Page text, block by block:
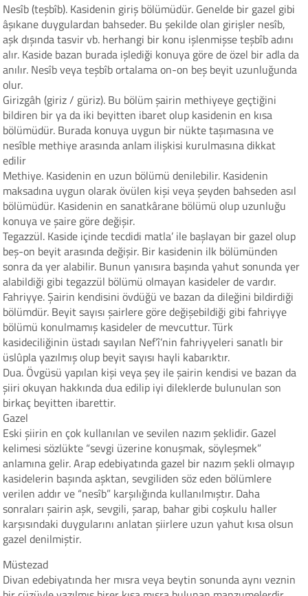
Nesîb (teşbîb). Kasidenin giriş bölümüdür. Genelde bir gazel gibi
âşıkane duygulardan bahseder. Bu şekilde olan girişler nesîb,
aşk dışında tasvir vb. herhangi bir konu işlenmişse teşbîb adını
alır. Kaside bazan burada işlediği konuya göre de özel bir adla da
anılır. Nesîb veya teşbîb ortalama on-on beş beyit uzunluğunda
olur.
Girizgâh (giriz / güriz). Bu bölüm şairin methiyeye geçtiğini
bildiren bir ya da iki beyitten ibaret olup kasidenin en kısa
bölümüdür. Burada konuya uygun bir nükte taşımasına ve
nesîble methiye arasında anlam ilişkisi kurulmasına dikkat
edilir
Methiye. Kasidenin en uzun bölümü denilebilir. Kasidenin
maksadına uygun olarak övülen kişi veya şeyden bahseden asıl
bölümüdür. Kasidenin en sanatkârane bölümü olup uzunluğu
konuya ve şaire göre değişir.
Tegazzül. Kaside içinde tecdidi matla’ ile başlayan bir gazel olup
beş-on beyit arasında değişir. Bir kasidenin ilk bölümünden
sonra da yer alabilir. Bunun yanısıra başında yahut sonunda yer
alabildiği gibi tegazzül bölümü olmayan kasideler de vardır.
Fahriyye. Şairin kendisini övdüğü ve bazan da dileğini bildirdiği
bölümdür. Beyit sayısı şairlere göre değişebildiği gibi fahriyye
bölümü konulmamış kasideler de mevcuttur. Türk
kasideciliğinin üstadı sayılan Nef’î’nin fahriyyeleri sanatlı bir
üslûpla yazılmış olup beyit sayısı hayli kabarıktır.
Dua. Övgüsü yapılan kişi veya şey ile şairin kendisi ve bazan da
şiiri okuyan hakkında dua edilip iyi dileklerde bulunulan son
birkaç beyitten ibarettir.
Gazel
Eski şiirin en çok kullanılan ve sevilen nazım şeklidir. Gazel
kelimesi sözlükte “sevgi üzerine konuşmak, söyleşmek”
anlamına gelir. Arap edebiyatında gazel bir nazım şekli olmayıp
kasidelerin başında aşktan, sevgiliden söz eden bölümlere
verilen addır ve “nesîb” karşılığında kullanılmıştır. Daha
sonraları şairin aşk, sevgili, şarap, bahar gibi coşkulu haller
karşısındaki duygularını anlatan şiirlere uzun yahut kısa olsun
gazel denilmiştir.
Müstezad
Divan edebiyatında her mısra veya beytin sonunda aynı veznin